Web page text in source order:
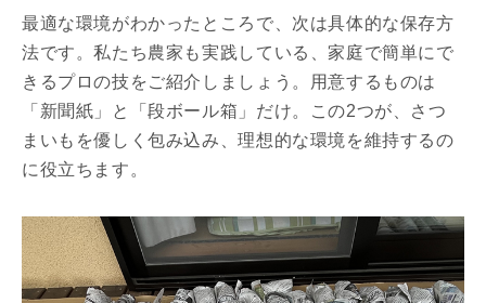
最適な環境がわかったところで、次は具体的な保存方
法です。私たち農家も実践している、家庭で簡単にで
きるプロの技をご紹介しましょう。用意するものは
「新聞紙」と「段ボール箱」だけ。この2つが、さつ
まいもを優しく包み込み、理想的な環境を維持するの
に役立ちます。